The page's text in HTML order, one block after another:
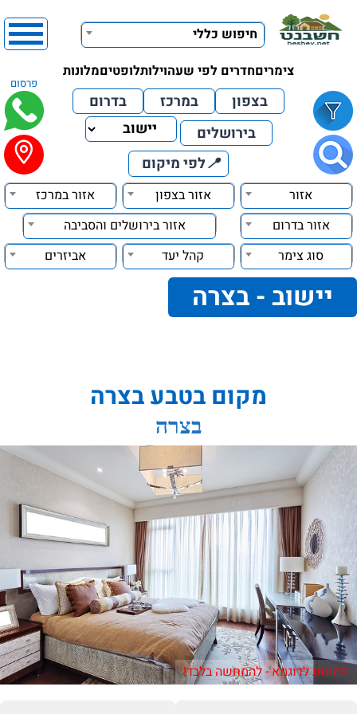
חיפוש כללי
צימריםחדרים לפי שעהוילותלופטיםמלונות
פרסום
בצפון במרכז
בדרום
בירושלים
📍לפי מיקום
אזור אזור בצפון
אזור במרכז
אזור בדרום
אזור בירושלים והסביבה
סוג צימר
קהל יעד אביזרים
יישוב - בצרה
מקום בטבע בצרה
בצרה
תמונות לדוגמא - להמחשה בלבד!